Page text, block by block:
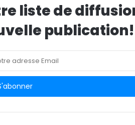
liste de
publication!